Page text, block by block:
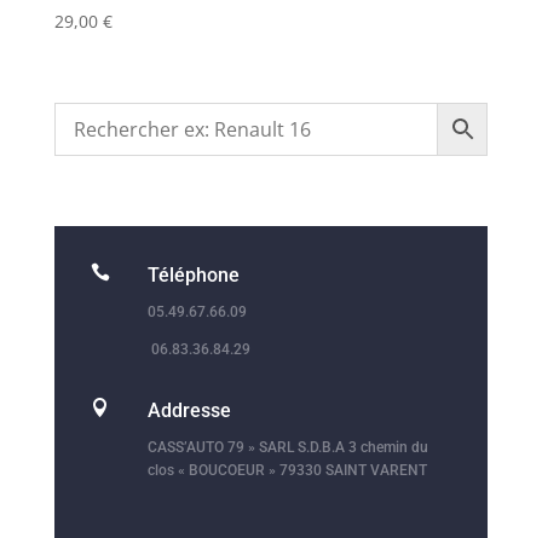
29,00 €
 Téléphone
05.49.67.66.09
06.83.36.84.29
 Addresse
CASS’AUTO 79 » SARL S.D.B.A 3 chemin du
clos « BOUCOEUR » 79330 SAINT VARENT